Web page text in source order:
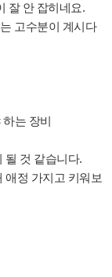
잘 안 잡히네요.
고수분이 계시다
는 장비
될 것 같습니다.
애정 가지고 키워보